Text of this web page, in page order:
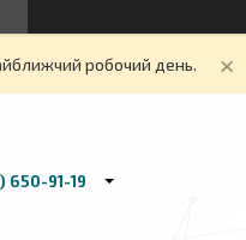
робочий день.
650-91-19